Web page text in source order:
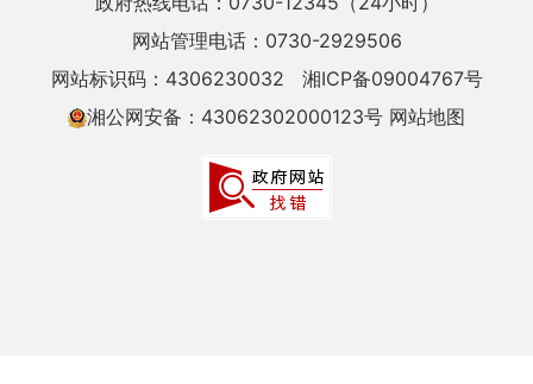
网站管理电话：0730-2929506
网站标识码：4306230032
湘ICP备09004767号
湘公网安备：43062302000123号 网站地图